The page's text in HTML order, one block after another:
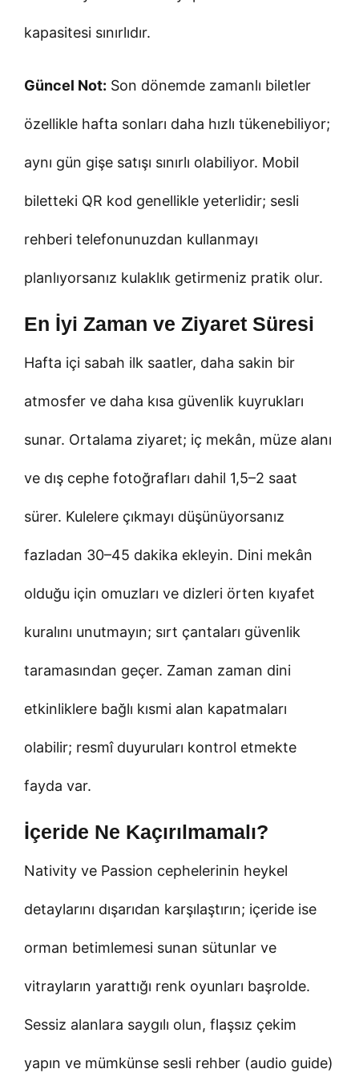
kapasitesi sınırlıdır.
Güncel Not: Son dönemde zamanlı biletler
özellikle hafta sonları daha hızlı tükenebiliyor;
aynı gün gişe satışı sınırlı olabiliyor. Mobil
biletteki QR kod genellikle yeterlidir; sesli
rehberi telefonunuzdan kullanmayı
planlıyorsanız kulaklık getirmeniz pratik olur.
En İyi Zaman ve Ziyaret Süresi
Hafta içi sabah ilk saatler, daha sakin bir
atmosfer ve daha kısa güvenlik kuyrukları
sunar. Ortalama ziyaret; iç mekân, müze alanı
ve dış cephe fotoğrafları dahil 1,5–2 saat
sürer. Kulelere çıkmayı düşünüyorsanız
fazladan 30–45 dakika ekleyin. Dini mekân
olduğu için omuzları ve dizleri örten kıyafet
kuralını unutmayın; sırt çantaları güvenlik
taramasından geçer. Zaman zaman dini
etkinliklere bağlı kısmi alan kapatmaları
olabilir; resmî duyuruları kontrol etmekte
fayda var.
İçeride Ne Kaçırılmamalı?
Nativity ve Passion cephelerinin heykel
detaylarını dışarıdan karşılaştırın; içeride ise
orman betimlemesi sunan sütunlar ve
vitrayların yarattığı renk oyunları başrolde.
Sessiz alanlara saygılı olun, flaşsız çekim
yapın ve mümkünse sesli rehber (audio guide)